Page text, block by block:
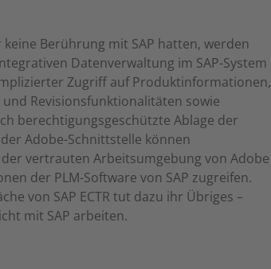
Berührung mit SAP hatten, werden
Datenverwaltung im SAP-System
Zugriff auf Produktinformationen,
Revisionsfunktionalitäten sowie
berechtigungsgeschützte Ablage der
Adobe-Schnittstelle können
vertrauten Arbeitsumgebung von Adobe
der PLM-Software von SAP zugreifen.
von SAP ECTR tut dazu ihr Übriges –
mit SAP arbeiten.